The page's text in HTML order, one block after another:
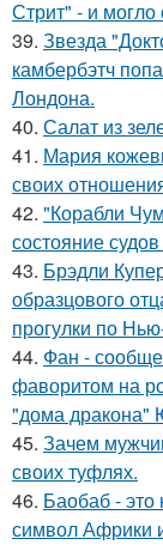
Стрит" - и могло
39. Звезда
камбербэтч
Лондона.
40. Салат из
41. Мария
своих
42. "Корабли
состояние
43. Брэдли
образцового
прогулки по
44. Фан -
фаворитом на
"дома дракона"
45. Зачем
своих туфлях.
46. Баобаб - это
символ Африки